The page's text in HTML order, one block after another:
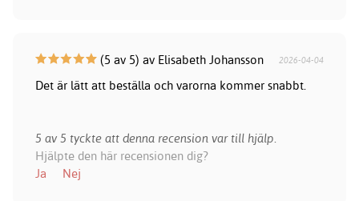
(5 av 5) av Elisabeth Johansson 2026-04-04
Det är lätt att beställa och varorna kommer snabbt.
5 av 5 tyckte att denna recension var till hjälp.
Hjälpte den här recensionen dig?
Ja
Nej